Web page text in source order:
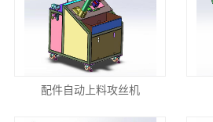
配件自动上料攻丝机